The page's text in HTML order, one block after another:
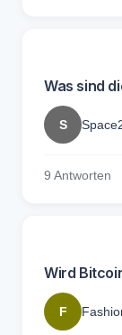
Was sind
S
9 Antworten
Wird
F